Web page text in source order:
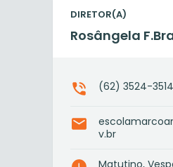
DIRETOR(A)
Rosângela
(62) 3524-
v.br
Matutino,